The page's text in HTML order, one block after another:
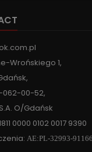
Wrońskiego 1,
062-00-52,
O/Gdańsk
0000 0102 0017 9390
AE:PL-32993-